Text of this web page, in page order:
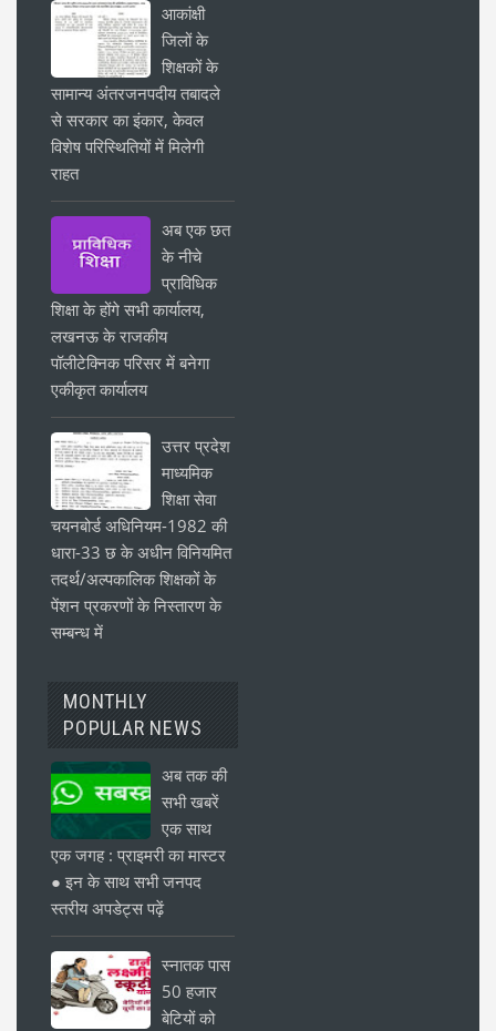
आकांक्षी
जिलों के
शिक्षकों के
सामान्य अंतरजनपदीय तबादले
से सरकार का इंकार, केवल
विशेष परिस्थितियों में मिलेगी
राहत
अब एक छत
के नीचे
प्राविधिक
शिक्षा के होंगे सभी कार्यालय,
लखनऊ के राजकीय
पॉलीटेक्निक परिसर में बनेगा
एकीकृत कार्यालय
उत्तर प्रदेश
माध्यमिक
शिक्षा सेवा
चयनबोर्ड अधिनियम-1982 की
धारा-33 छ के अधीन विनियमित
तदर्थ/अल्पकालिक शिक्षकों के
पेंशन प्रकरणों के निस्तारण के
सम्बन्ध में
MONTHLY
POPULAR NEWS
अब तक की
सभी खबरें
एक साथ
एक जगह : प्राइमरी का मास्टर
● इन के साथ सभी जनपद
स्तरीय अपडेट्स पढ़ें
स्नातक पास
50 हजार
बेटियों को